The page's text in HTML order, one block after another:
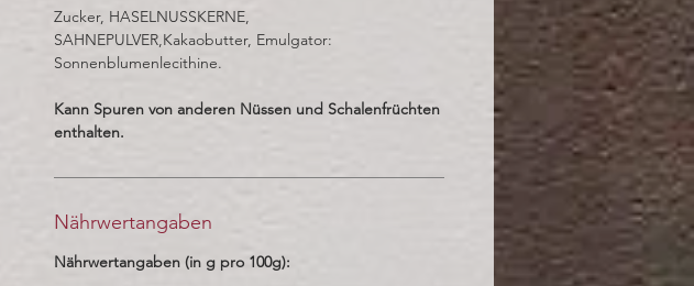
Zucker, HASELNUSSKERNE,
SAHNEPULVER,Kakaobutter, Emulgator:
Sonnenblumenlecithine.
Kann Spuren von anderen Nüssen und Schalenfrüchten
enthalten.
Nährwertangaben
Nährwertangaben (in g pro 100g):